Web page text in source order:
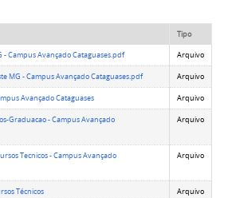
Tipo
- Campus Avançado Cataguases.pdf Arquivo
MG - Campus Avançado Cataguases.pdf Arquivo
Avançado Cataguases Arquivo
Graduacao - Campus Avançado
Arquivo
Tecnicos - Campus Avançado
Arquivo
Técnicos Arquivo